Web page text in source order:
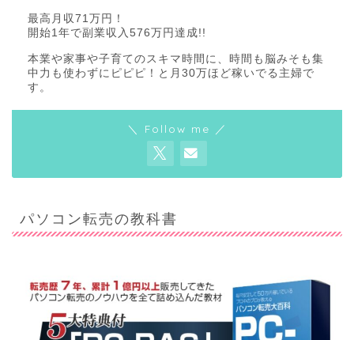
最高月収71万円！
開始1年で副業収入576万円達成!!
本業や家事や子育てのスキマ時間に、時間も脳みそも集
中力も使わずにピピピ！と月30万ほど稼いでる主婦で
す。
＼ Follow me ／
パソコン転売の教科書